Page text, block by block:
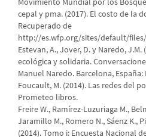
cepal y pma. (2017). El costo de la
Recuperado de
http://es.wfp.org/sites/default/
Estevan, A., Jover, D. y Naredo,
ecológica y solidaria.
Manuel Naredo. Barcelona,
Foucault, M. (2014). Las redes del
Prometeo libros.
Freire W., Ramírez-Luzuriaga M.,
Jaramillo M., Romero N., Sáenz K.,
(2014). Tomo i: Encuesta Nacional